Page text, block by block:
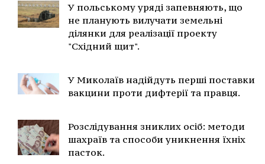
У польському уряді запевняють, що
не планують вилучати земельні
ділянки для реалізації проекту
"Східний щит".
У Миколаїв надійдуть перші поставки
вакцини проти дифтерії та правця.
Розслідування зниклих осіб: методи
шахраїв та способи уникнення їхніх
пасток.